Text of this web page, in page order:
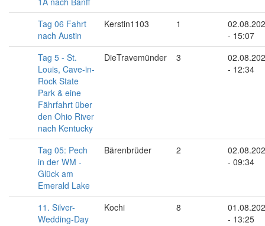
Tag 06 Fahrt
nach Austin
Kerstin1103 1
- 15:07
Tag 5 - St.
Louis, Cave-in-
Rock State
Park & eine
Fährfahrt über
den Ohio River
nach Kentucky
DieTravemünder 3
- 12:34
Tag 05: Pech
in der WM -
Glück am
Emerald Lake
Bärenbrüder 2
- 09:34
11. Silver-
Wedding-Day
Kochi 8
- 13:25